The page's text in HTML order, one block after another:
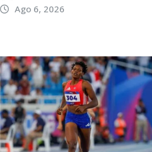
Ago 6, 2026